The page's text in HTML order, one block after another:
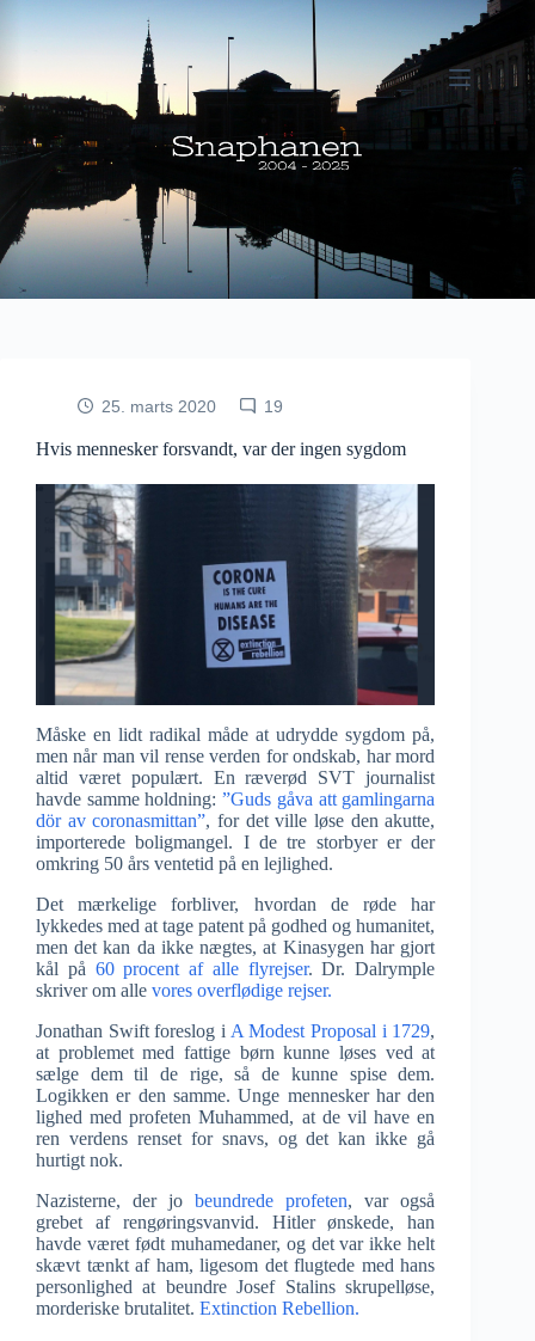
25. marts 2020 19
Hvis mennesker forsvandt, var der ingen sygdom
Måske en lidt radikal måde at udrydde sygdom på,
men når man vil rense verden for ondskab, har mord
altid været populært. En ræverød SVT journalist
havde samme holdning: ”Guds gåva att gamlingarna
dör av coronasmittan”, for det ville løse den akutte,
importerede boligmangel. I de tre storbyer er der
omkring 50 års ventetid på en lejlighed.
Det mærkelige forbliver, hvordan de røde har
lykkedes med at tage patent på godhed og humanitet,
men det kan da ikke nægtes, at Kinasygen har gjort
kål på 60 procent af alle flyrejser. Dr. Dalrymple
skriver om alle vores overflødige rejser.
Jonathan Swift foreslog i A Modest Proposal i 1729,
at problemet med fattige børn kunne løses ved at
sælge dem til de rige, så de kunne spise dem.
Logikken er den samme. Unge mennesker har den
lighed med profeten Muhammed, at de vil have en
ren verdens renset for snavs, og det kan ikke gå
hurtigt nok.
Nazisterne, der jobeundrede profeten, var også
grebet af rengøringsvanvid. Hitler ønskede, han
havde været født muhamedaner, og det var ikke helt
skævt tænkt af ham, ligesom det flugtede med hans
personlighed at beundre Josef Stalins skrupelløse,
morderiske brutalitet. Extinction Rebellion.